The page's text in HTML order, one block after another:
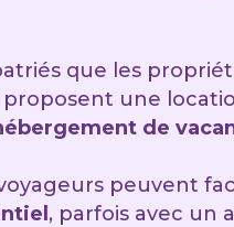
que les
une
de
peuvent
, parfois avec un